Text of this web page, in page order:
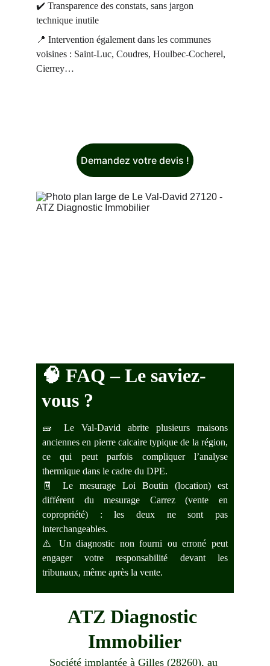
Demandez votre devis !
🧠 FAQ – Le saviez-
vous ?
🧱 Le Val-David abrite plusieurs maisons
anciennes en pierre calcaire typique de la région,
ce qui peut parfois compliquer l’analyse
thermique dans le cadre du DPE.
🧾 Le mesurage Loi Boutin (location) est
différent du mesurage Carrez (vente en
copropriété) : les deux ne sont pas
interchangeables.
⚠️ Un diagnostic non fourni ou erroné peut
engager votre responsabilité devant les
tribunaux, même après la vente.
✔️ Transparence des constats, sans jargon
technique inutile
📍 Intervention également dans les communes
voisines : Saint-Luc, Coudres, Houlbec-Cocherel,
Cierrey…
ATZ Diagnostic
Immobilier
Société implantée à Gilles (28260), au